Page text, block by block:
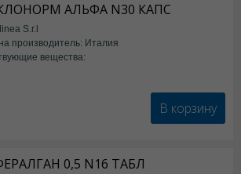
АЛЬФА N30 КАПС
S.r.l
производитель: Италия
вещества:
В корзину
0,5 N16 ТАБЛ